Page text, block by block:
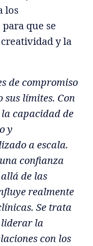
los
que se
y la
de compromiso
sus límites. Con
capacidad de
y
a escala.
confianza
de las
realmente
Se trata
la
con los